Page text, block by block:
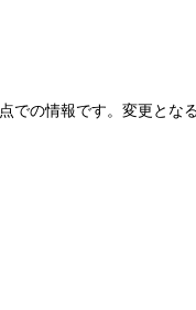
での情報です。変更とな